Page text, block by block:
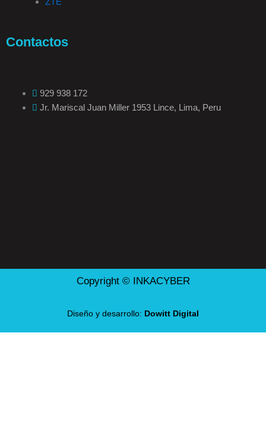
ZTE
Contactos
929 938 172
Jr. Mariscal Juan Miller 1953 Lince, Lima, Peru
Copyright © INKACYBER
Diseño y desarrollo: Dowitt Digital